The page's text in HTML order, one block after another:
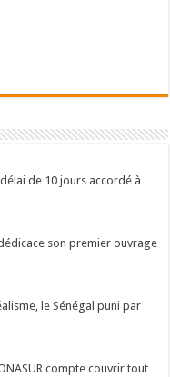
de 10 jours accordé à
son premier ouvrage
le Sénégal puni par
compte couvrir tout